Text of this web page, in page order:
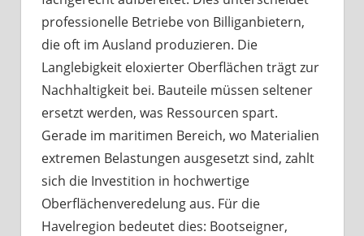
professionelle Betriebe von Billiganbietern,
die oft im Ausland produzieren. Die
Langlebigkeit eloxierter Oberflächen trägt zur
Nachhaltigkeit bei. Bauteile müssen seltener
ersetzt werden, was Ressourcen spart.
Gerade im maritimen Bereich, wo Materialien
extremen Belastungen ausgesetzt sind, zahlt
sich die Investition in hochwertige
Oberflächenveredelung aus. Für die
Havelregion bedeutet dies: Bootseigner,